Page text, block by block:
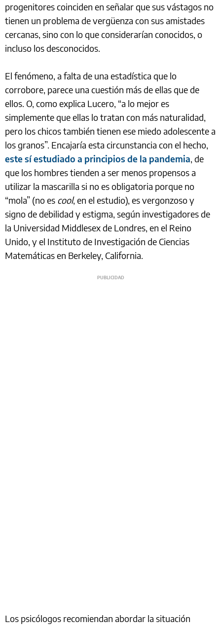
progenitores coinciden en señalar que sus vástagos no
tienen un problema de vergüenza con sus amistades
cercanas, sino con lo que considerarían conocidos, o
incluso los desconocidos.
El fenómeno, a falta de una estadística que lo
corrobore, parece una cuestión más de ellas que de
ellos. O, como explica Lucero, “a lo mejor es
simplemente que ellas lo tratan con más naturalidad,
pero los chicos también tienen ese miedo adolescente a
los granos”. Encajaría esta circunstancia con el hecho,
este sí estudiado a principios de la pandemia, de
que los hombres tienden a ser menos propensos a
utilizar la mascarilla si no es obligatoria porque no
“mola” (no es cool, en el estudio), es vergonzoso y
signo de debilidad y estigma, según investigadores de
la Universidad Middlesex de Londres, en el Reino
Unido, y el Instituto de Investigación de Ciencias
Matemáticas en Berkeley, California.
Los psicólogos recomiendan abordar la situación